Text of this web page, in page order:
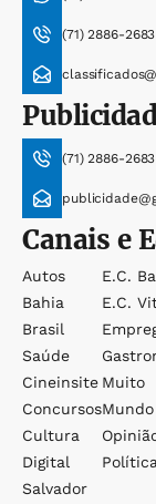
(71) 2886-
(71) 2886-
Canais e
Autos
Bahia
Brasil
Saúde
Cineinsite
Concursos
Cultura
Digital
Salvador
E.c.
E.c.
Muito
Mundo
Política